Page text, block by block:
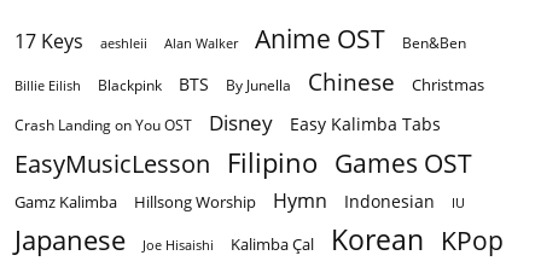
17 Keys aeshleii Alan Walker Anime OST Ben&Ben
Billie Eilish Blackpink BTS By Junella Chinese Christmas
Crash Landing on You OST Disney Easy Kalimba Tabs
EasyMusicLesson Filipino Games OST
Gamz Kalimba Hillsong Worship Hymn Indonesian IU
Japanese Joe Hisaishi Kalimba Çal Korean KPop